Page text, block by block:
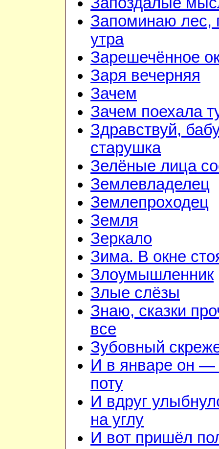
Запоминаю лес,
утра
Зарешечённое
Заря вечерняя
Зачем
Зачем поехала
Здравствуй,
старушка
Зелёные лица
Землевладелец
Землепроходец
Земля
Зеркало
Зима. В окне
Злоумышленник
Злые слёзы
Знаю, сказки
все
Зубовный
И в январе он —
поту
И вдруг
на углу
И вот пришёл